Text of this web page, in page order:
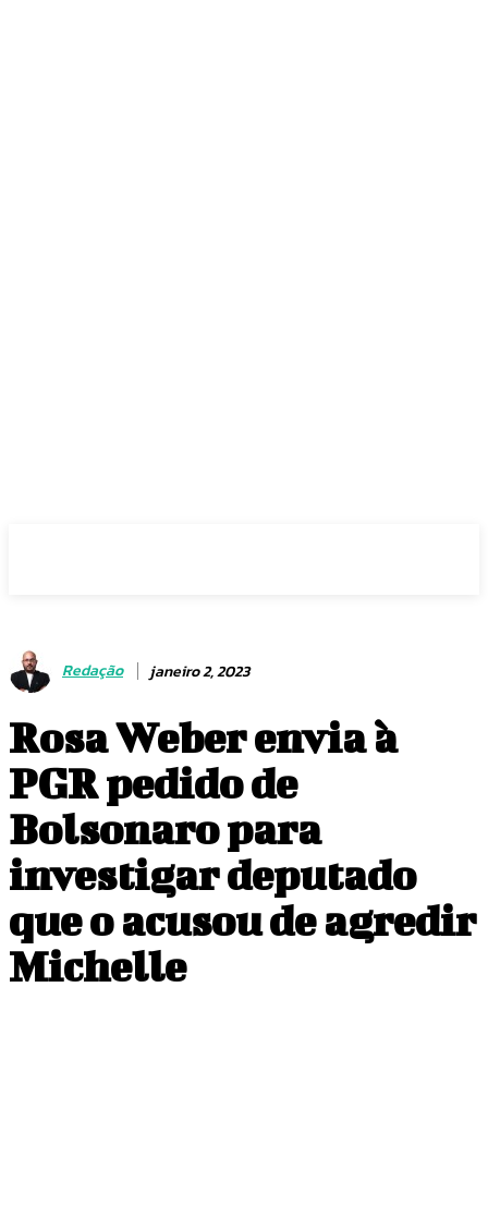
Redação janeiro 2, 2023
Rosa Weber envia à
PGR pedido de
Bolsonaro para
investigar deputado
que o acusou de agredir
Michelle